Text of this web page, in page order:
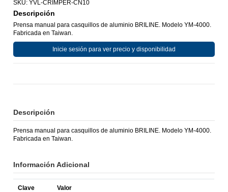
SKU: YVL-CRIMPER-CN10
Descripción
Prensa manual para casquillos de aluminio BRILINE. Modelo YM-4000.
Fabricada en Taiwan.
Inicie sesión para ver precio y disponibilidad
Descripción
Prensa manual para casquillos de aluminio BRILINE. Modelo YM-4000.
Fabricada en Taiwan.
Información Adicional
Clave Valor